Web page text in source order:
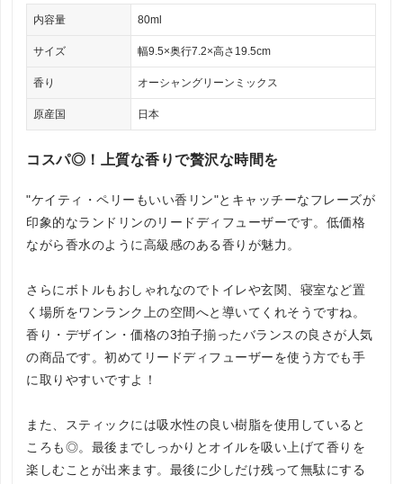
内容量 80ml
サイズ 幅9.5×奥行7.2×高さ19.5cm
香り オーシャングリーンミックス
原産国 日本
コスパ◎！上質な香りで贅沢な時間を
"ケイティ・ペリーもいい香リン"とキャッチーなフレーズが
印象的なランドリンのリードディフューザーです。低価格
ながら香水のように高級感のある香りが魅力。
さらにボトルもおしゃれなのでトイレや玄関、寝室など置
く場所をワンランク上の空間へと導いてくれそうですね。
香り・デザイン・価格の3拍子揃ったバランスの良さが人気
の商品です。初めてリードディフューザーを使う方でも手
に取りやすいですよ！
また、スティックには吸水性の良い樹脂を使用していると
ころも◎。最後までしっかりとオイルを吸い上げて香りを
楽しむことが出来ます。最後に少しだけ残って無駄にする